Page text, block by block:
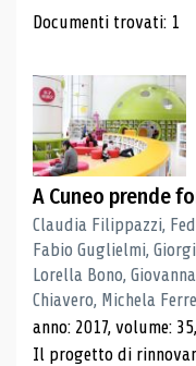
Risultati
Documenti trovati: 1
A Cuneo prende
Claudia Filippazzi,
Fabio Guglielmi,
Lorella Bono,
Chiavero, Michela
anno: 2017, volume:
Il progetto di